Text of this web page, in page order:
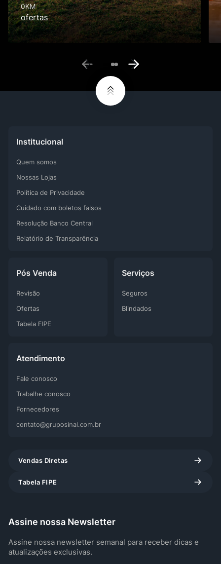
0KM
ofertas
Institucional
Quem somos
Nossas Lojas
Política de Privacidade
Cuidado com boletos falsos
Resolução Banco Central
Relatório de Transparência
Atendimento
Fale conosco
Trabalhe conosco
Fornecedores
contato@gruposinal.com.br
Serviços
Seguros
Blindados
Pós Venda
Revisão
Ofertas
Tabela FIPE
Vendas Diretas
Tabela FIPE
Assine nossa Newsletter
Assine nossa newsletter semanal para receber dicas e
atualizações exclusivas.